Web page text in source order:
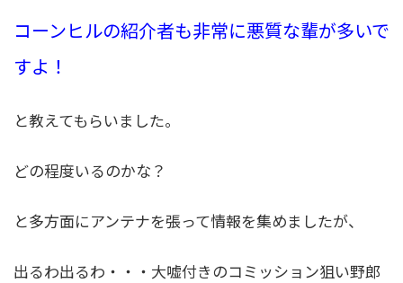
コーンヒルの紹介者も非常に悪質な輩が多いで
すよ！
と教えてもらいました。
どの程度いるのかな？
と多方面にアンテナを張って情報を集めましたが、
出るわ出るわ・・・大嘘付きのコミッション狙い野郎